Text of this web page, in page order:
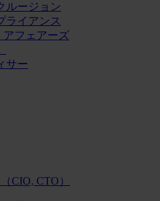
ルージョン
ライアンス
フェアーズ
サー
CIO, CTO）